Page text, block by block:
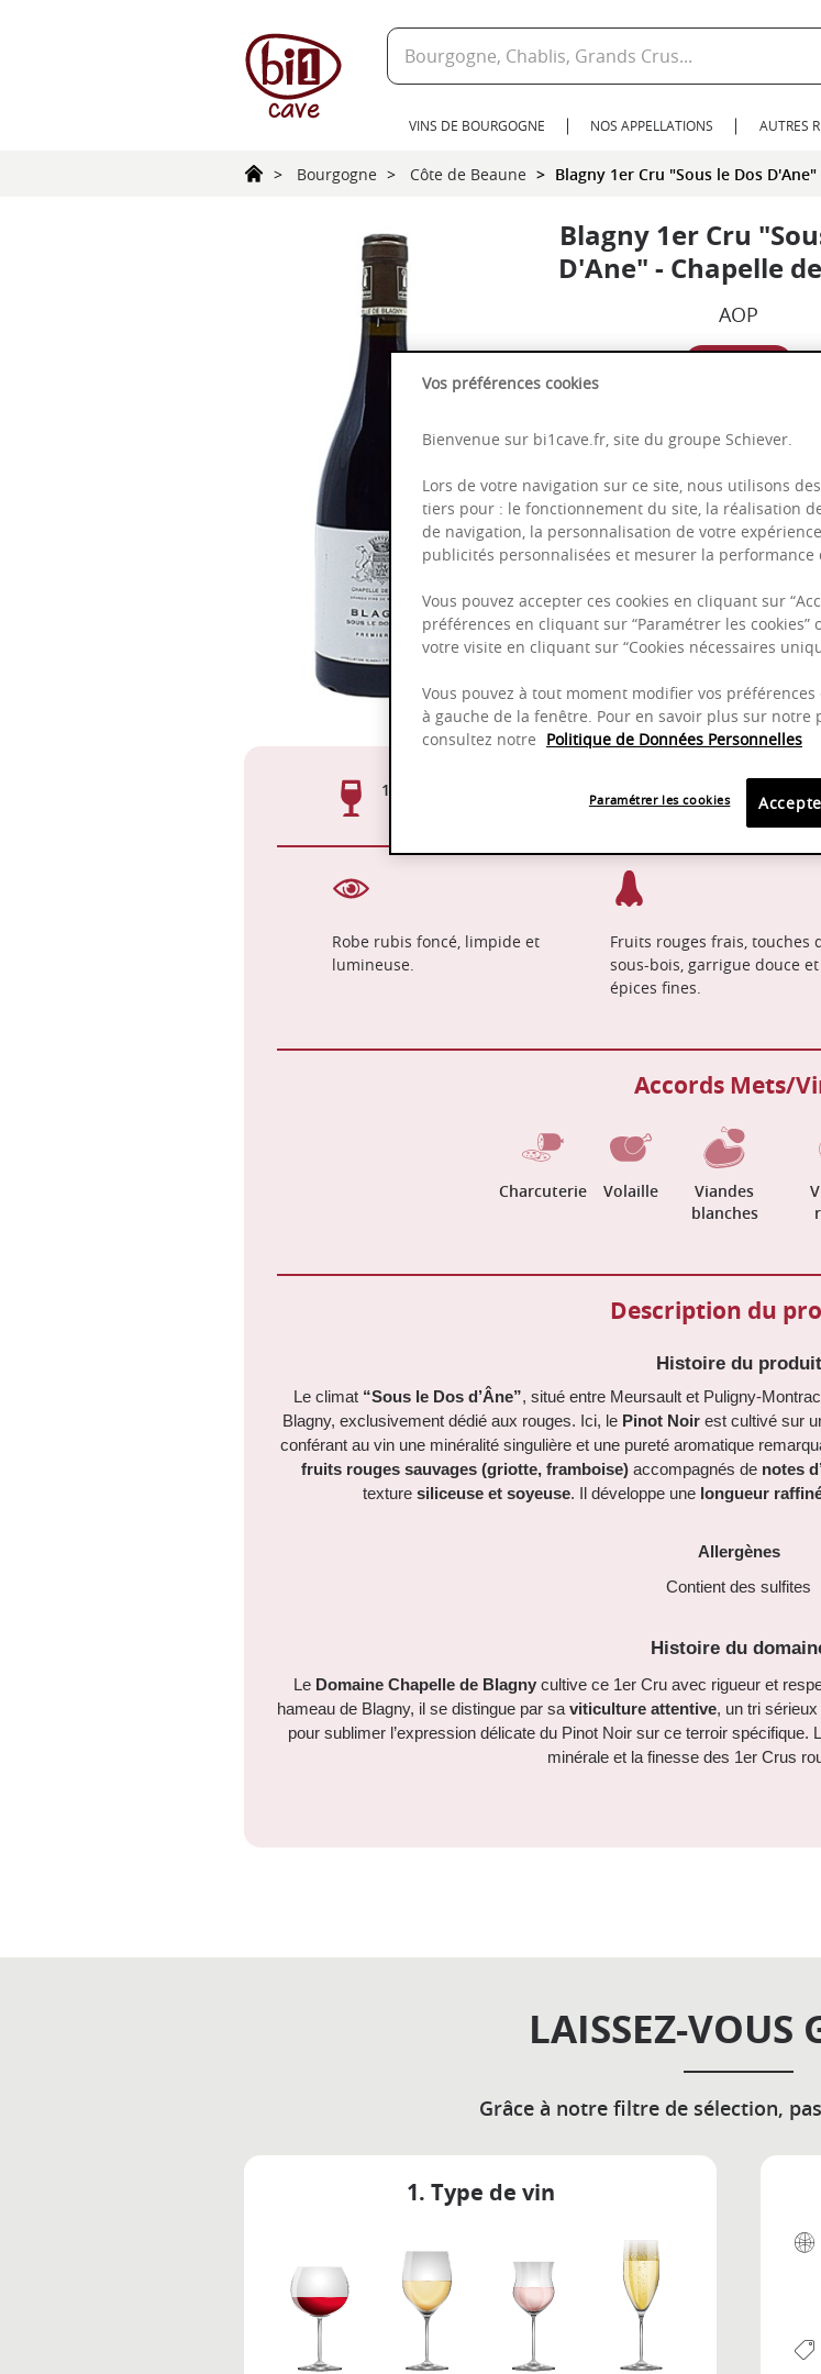
VINS DE BOURGOGNE NOS APPELLATIONS AUTRES
Bourgogne Côte de Beaune Blagny 1er Cru "Sous le Dos
Blagny 1er Cru
D'Ane" - Chapelle
AOP
Bourgogne
Complexité
Epicé
16-18°C 2025 - 2032
Robe rubis foncé, limpide et
lumineuse.
Fruits rouges frais, touches
sous-bois, garrigue douce et
épices fines.
Accords Mets/
Charcuterie Volaille
Viandes
blanches
Description du
Histoire du produit
Le climat “Sous le Dos d’Âne”, situé entre Meursault et Puligny-
Blagny, exclusivement dédié aux rouges. Ici, le Pinot Noir est cultivé sur
conférant au vin une minéralité singulière et une pureté aromatique
fruits rouges sauvages (griotte, framboise)accompagnés de notes
texture siliceuse et soyeuse. Il développe une longueur
Allergènes
Contient des sulfites
Histoire du
Le Domaine Chapelle de Blagnycultive ce 1er Cru avec rigueur et
hameau de Blagny, il se distingue par sa viticulture attentive, un tri
pour sublimer l’expression délicate du Pinot Noir sur ce terroir
minérale et la finesse des 1er Crus
LAISSEZ-VOUS
Grâce à notre filtre de sélection,
1. Type de vin
Vos préférences cookies
Bienvenue sur bi1cave.fr, site du groupe Schiever.
Lors de votre navigation sur ce site, nous utilisons
tiers pour : le fonctionnement du site, la réalisation
de navigation, la personnalisation de votre
publicités personnalisées et mesurer la performance
Vous pouvez accepter ces cookies en cliquant sur
préférences en cliquant sur “Paramétrer les
votre visite en cliquant sur “Cookies nécessaires
Vous pouvez à tout moment modifier vos
à gauche de la fenêtre. Pour en savoir plus sur notre
consultez notre Politique de Données Personnelles
Paramétrer les cookies